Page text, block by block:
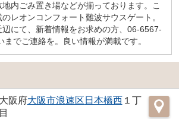
内ごみ置き場などが揃っております。こ
レオンコンフォート難波サウスゲート。
辺にて、新着情報をお求めの方、06-6567-
でご連絡を。良い情報が満載です。
大阪府大阪市浪速区 日本橋西１丁
目